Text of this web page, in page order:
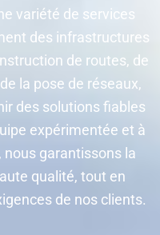
variété de services
des infrastructures
de routes, de
la pose de réseaux,
des solutions fiables
expérimentée et à
garantissons la
qualité, tout en
de nos clients.